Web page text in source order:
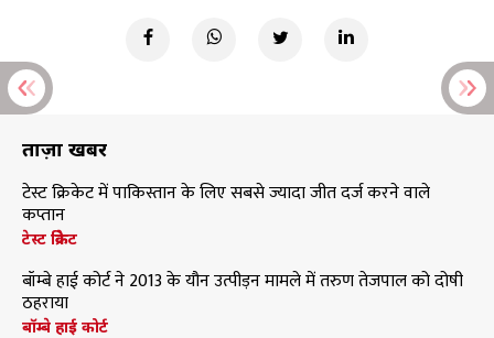
ताज़ा खबरें
टेस्ट क्रिकेट में पाकिस्तान के लिए सबसे ज्यादा जीत दर्ज करने वाले
कप्तान
टेस्ट क्रिकेट
बॉम्बे हाई कोर्ट ने 2013 के यौन उत्पीड़न मामले में तरुण तेजपाल को दोषी
ठहराया
बॉम्बे हाई कोर्ट